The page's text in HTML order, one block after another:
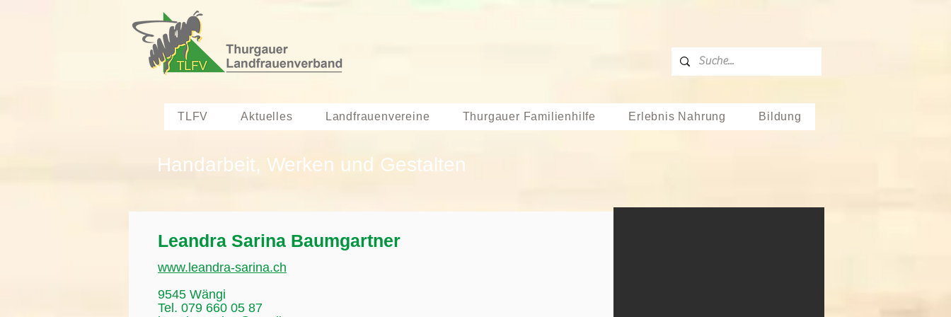
Handarbeit, Werken und Gestalten
Leandra Sarina Baumgartner
www.leandra-sarina.ch
9545 Wängi
Tel. 079 660 05 87
TLFV Aktuelles Landfrauenvereine Thurgauer Familienhilfe Erlebnis Nahrung Bildung